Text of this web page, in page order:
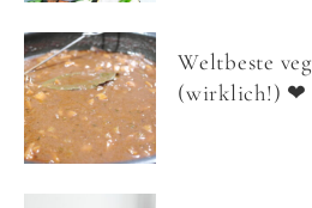
Weltbeste
(wirklich!) ❤